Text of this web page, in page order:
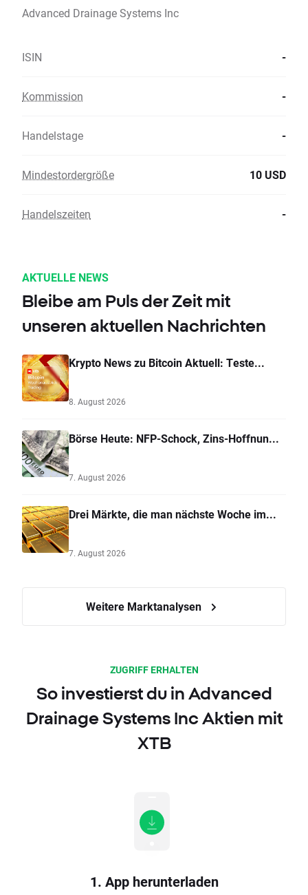
Advanced Drainage Systems Inc
ISIN -
Kommission -
Handelstage -
Mindestordergröße 10 USD
Handelszeiten -
AKTUELLE NEWS
Bleibe am Puls der Zeit mit
unseren aktuellen Nachrichten
Krypto News zu Bitcoin Aktuell: Teste...
8. August 2026
Börse Heute: NFP-Schock, Zins-Hoffnun...
7. August 2026
Drei Märkte, die man nächste Woche im...
7. August 2026
Weitere Marktanalysen
ZUGRIFF ERHALTEN
So investierst du in Advanced
Drainage Systems Inc Aktien mit
XTB
1. App herunterladen